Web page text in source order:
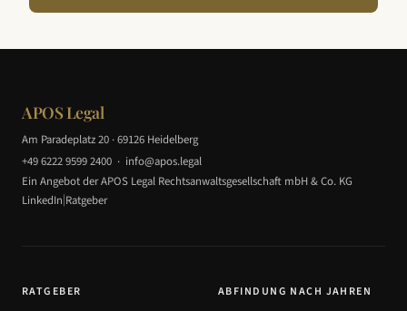
APOS Legal
Am Paradeplatz 20 · 69126 Heidelberg
+49 6222 9599 2400 · info@apos.legal
Ein Angebot der APOS Legal Rechtsanwaltsgesellschaft mbH & Co. KG
LinkedIn|Ratgeber
RATGEBER ABFINDUNG NACH JAHREN